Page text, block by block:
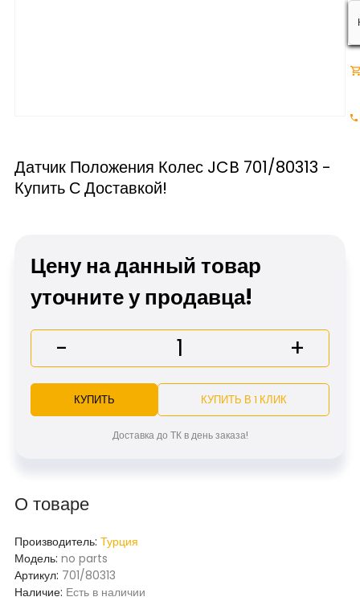
Датчик Положения Колес JCB 701/80313 -
Купить С Доставкой!
О товаре
Производитель: Турция
Модель: no parts
Артикул: 701/80313
Наличие: Есть в наличии
Цену на данный товар
уточните у продавца!
- +
КУПИТЬ КУПИТЬ В 1 КЛИК
Доставка до ТК в день заказа!